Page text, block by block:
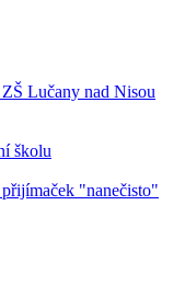
Lučany nad Nisou
školu
"nanečisto"